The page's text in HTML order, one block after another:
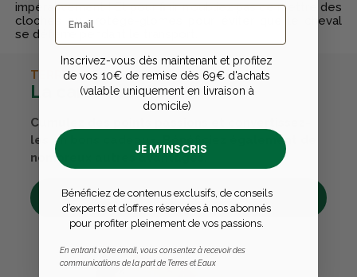
impérativement ! Et pour finir n'oubliez pas de mettre des
cloches ou protège-glomes pour éviter que le cheval
se déferre pendant le transport.
TERRES & EAUX
La carte avantages
Cumulez des points passions et convertissez-
les en bons cadeaux. Bénéficiez également de
nombreux autres avantages.
Découvrez tous ses avantages
Inscrivez-vous dès maintenant et profitez
de vos 10€ de remise dès 69€ d'achats
(valable uniquement en livraison à
domicile)
JE M’INSCRIS
Bénéficiez de contenus exclusifs, de conseils
d’experts et d’offres réservées à nos abonnés
pour profiter pleinement de vos passions.
En entrant votre email, vous consentez à recevoir des
communications de la part de Terres et Eaux